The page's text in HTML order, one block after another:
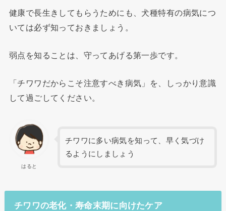
健康で長生きしてもらうためにも、犬種特有の病気につ
いては必ず知っておきましょう。
弱点を知ることは、守ってあげる第一歩です。
「チワワだからこそ注意すべき病気」を、しっかり意識
して過ごしてください。
はると
チワワに多い病気を知って、早く気づけ
るようにしましょう
チワワの老化・寿命末期に向けたケア